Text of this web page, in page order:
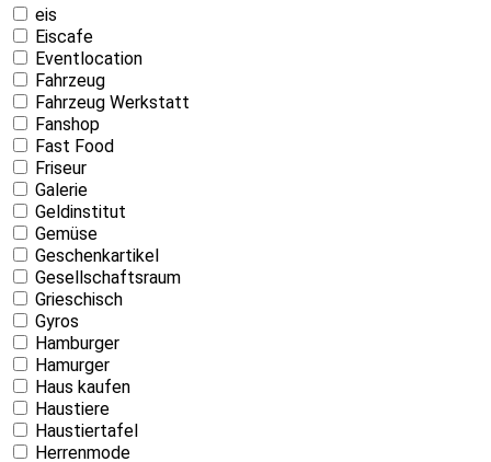
eis
Eiscafe
Eventlocation
Fahrzeug
Fahrzeug Werkstatt
Fanshop
Fast Food
Friseur
Galerie
Geldinstitut
Gemüse
Geschenkartikel
Gesellschaftsraum
Grieschisch
Gyros
Hamburger
Hamurger
Haus kaufen
Haustiere
Haustiertafel
Herrenmode